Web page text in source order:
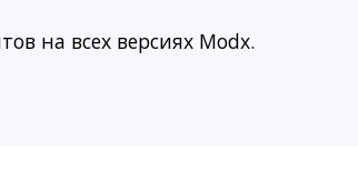
на всех версиях Modx.